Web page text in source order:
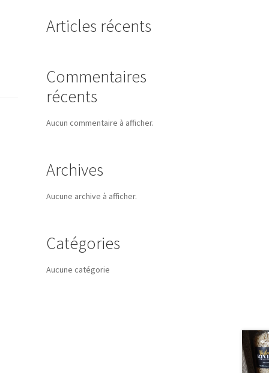
Articles récents
Commentaires
récents
Aucun commentaire à afficher.
Archives
Aucune archive à afficher.
Catégories
Aucune catégorie